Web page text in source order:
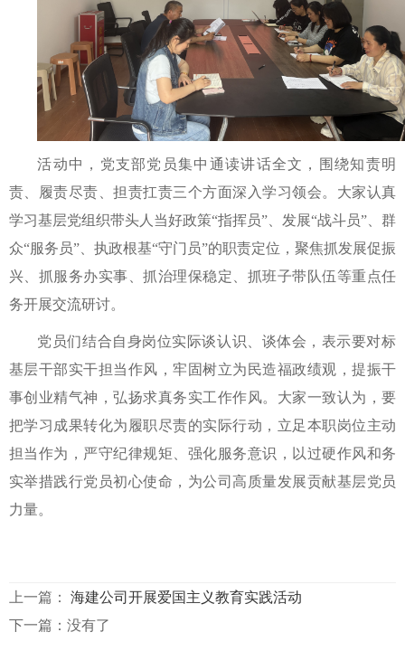
活动中，党支部党员集中通读讲话全文，围绕知责明
责、履责尽责、担责扛责三个方面深入学习领会。大家认真
学习基层党组织带头人当好政策“指挥员”、发展“战斗员”、群
众“服务员”、执政根基“守门员”的职责定位，聚焦抓发展促振
兴、抓服务办实事、抓治理保稳定、抓班子带队伍等重点任
务开展交流研讨。
党员们结合自身岗位实际谈认识、谈体会，表示要对标
基层干部实干担当作风，牢固树立为民造福政绩观，提振干
事创业精气神，弘扬求真务实工作作风。大家一致认为，要
把学习成果转化为履职尽责的实际行动，立足本职岗位主动
担当作为，严守纪律规矩、强化服务意识，以过硬作风和务
实举措践行党员初心使命，为公司高质量发展贡献基层党员
力量。
上一篇： 海建公司开展爱国主义教育实践活动
下一篇：没有了